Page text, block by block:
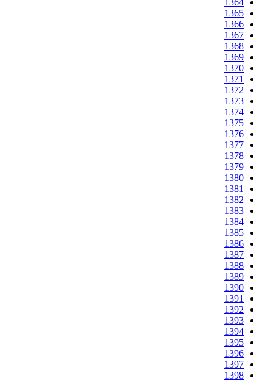
1365
1366
1367
1368
1369
1370
1371
1372
1373
1374
1375
1376
1377
1378
1379
1380
1381
1382
1383
1384
1385
1386
1387
1388
1389
1390
1391
1392
1393
1394
1395
1396
1397
1398